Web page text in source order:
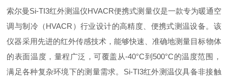
索尔曼Si-TI3红外测温仪HVACR便携式测量仪是一款专为暖通空
调与制冷（HVACR）行业设计的高精度、便携式测温设备。该
仪器采用先进的红外传感技术，能够快速、准确地测量目标物体
的表面温度，量程广泛，可覆盖从-40°C到500°C的温度范围，
满足各种复杂环境下的测量需求。Si-TI3红外测温仪具备非接触